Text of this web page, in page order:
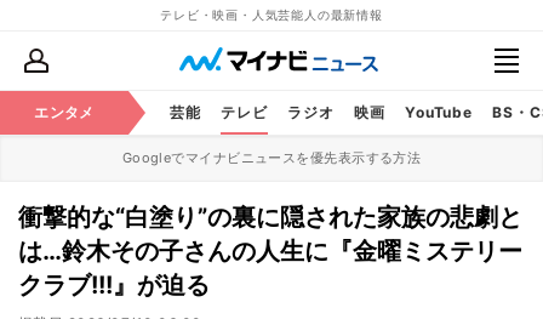
テレビ・映画・人気芸能人の最新情報
エンタメ 芸能 テレビ ラジオ 映画 YouTube BS・
Googleでマイナビニュースを優先表示する方法
衝撃的な“白塗り”の裏に隠された家族の悲劇と
は…鈴木その子さんの人生に『金曜ミステリー
クラブ!!!』が迫る